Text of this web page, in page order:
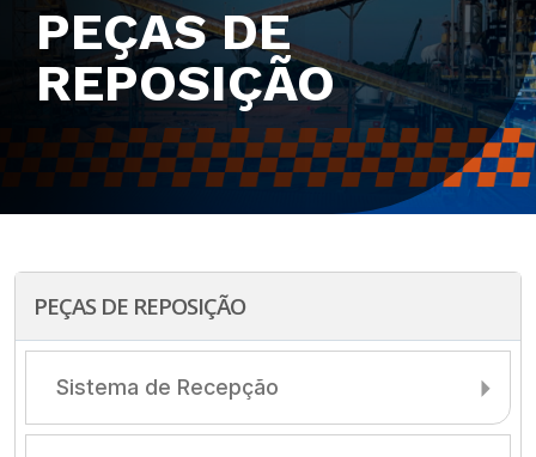
PEÇAS DE
REPOSIÇÃO
PEÇAS DE REPOSIÇÃO
Sistema de Recepção